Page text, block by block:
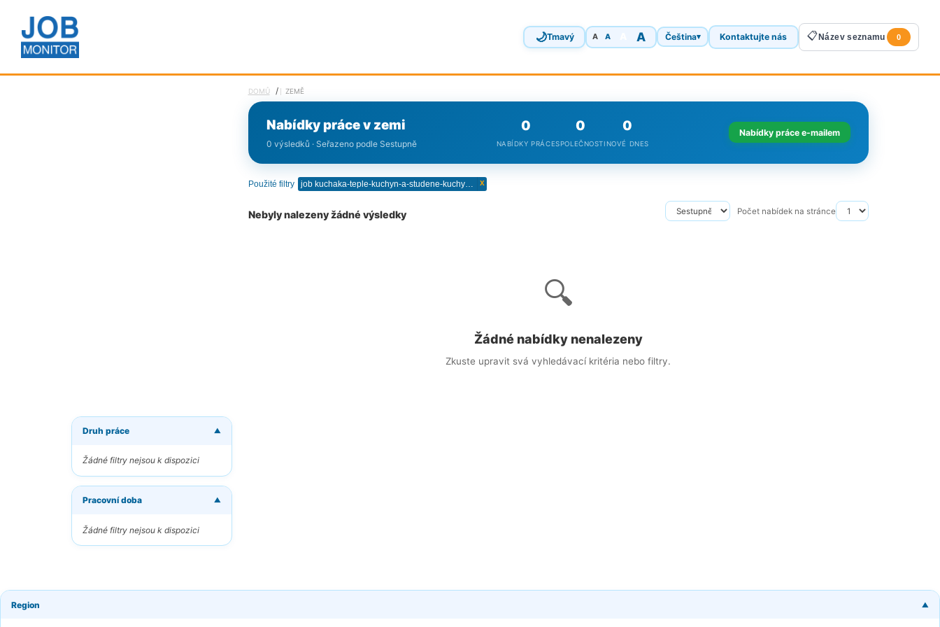
🌙Tmavý A A A Čeština▾ Kontaktujte nás 📋Název seznamu 0
DOMŮ / ZEMĚ
Nabídky práce v zemi
0 výsledků · Seřazeno podle Sestupně
0
NABÍDKY PRÁCE
0
SPOLEČNOSTI
0
NOVÉ DNES
Nabídky práce e-mailem
Použité filtry job kuchaka-teple-kuchyn-a-studene-kuchyn-kuchai-krom-efkucha x
Nebyly nalezeny žádné výsledky Počet nabídek na stránce
🔍
Žádné nabídky nenalezeny
Zkuste upravit svá vyhledávací kritéria nebo filtry.
Druh práce ▼
Žádné filtry nejsou k dispozici
Pracovní doba ▼
Žádné filtry nejsou k dispozici
Region ▼